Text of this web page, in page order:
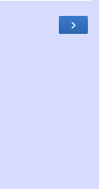
›